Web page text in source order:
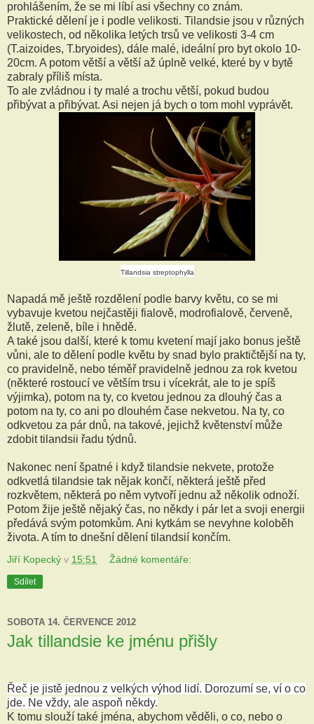
prohlášením, že se mi líbí asi všechny co znám.
Praktické dělení je i podle velikosti. Tilandsie jsou v různých
velikostech, od několika letých trsů ve velikosti 3-4 cm
(T.aizoides, T.bryoides), dále malé, ideální pro byt okolo 10-
20cm. A potom větší a větší až úplně velké, které by v bytě
zabraly příliš místa.
To ale zvládnou i ty malé a trochu větší, pokud budou
přibývat a přibývat. Asi nejen já bych o tom mohl vyprávět.
Tillandsia streptophylla
Napadá mě ještě rozdělení podle barvy květu, co se mi
vybavuje kvetou nejčastěji fialově, modrofialově, červeně,
žlutě, zeleně, bíle i hnědě.
A také jsou další, které k tomu kvetení mají jako bonus ještě
vůni, ale to dělení podle květu by snad bylo praktičtější na ty,
co pravidelně, nebo téměř pravidelně jednou za rok kvetou
(některé rostoucí ve větším trsu i vícekrát, ale to je spíš
výjimka), potom na ty, co kvetou jednou za dlouhý čas a
potom na ty, co ani po dlouhém čase nekvetou. Na ty, co
odkvetou za pár dnů, na takové, jejichž květenství může
zdobit tilandsii řadu týdnů.
Nakonec není špatné i když tilandsie nekvete, protože
odkvetlá tilandsie tak nějak končí, některá ještě před
rozkvětem, některá po něm vytvoří jednu až několik odnoží.
Potom žije ještě nějaký čas, no někdy i pár let a svoji energii
předává svým potomkům. Ani kytkám se nevyhne koloběh
života. A tím to dnešní dělení tilandsií končím.
Jiří Kopecký v 15:51 Žádné komentáře:
Sdílet
SOBOTA 14. ČERVENCE 2012
Jak tillandsie ke jménu přišly
Řeč je jistě jednou z velkých výhod lidí. Dorozumí se, ví o co
jde. Ne vždy, ale aspoň někdy.
K tomu slouží také jména, abychom věděli, o co, nebo o